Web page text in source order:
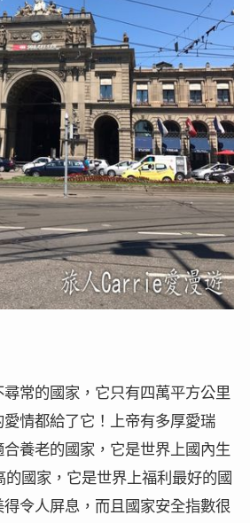
常的國家，它只有四萬平方公里
情都給了它！上帝有多厚愛瑞
養老的國家，它是世界上國內生
的國家，它是世界上福利最好的國
令人屏息，而且國家安全指數很